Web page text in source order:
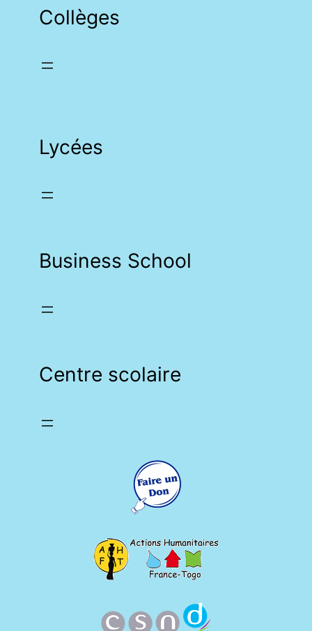
Collèges
Lycées
Business School
Centre scolaire